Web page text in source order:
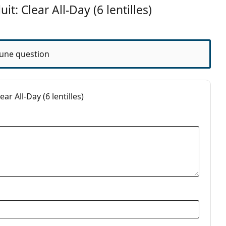
Clear All-Day (6 lentilles)
question
All-Day (6 lentilles)